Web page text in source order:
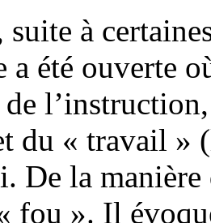
suite à
a été ouverte
de
du « travail »
De la
fou ». Il